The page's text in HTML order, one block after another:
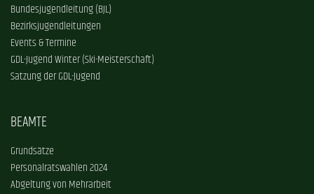
Bundesjugendleitung (BJL)
Bezirksjugendleitungen
Events & Termine
GDL-Jugend Winter (Ski-Meisterschaft)
Satzung der GDL-Jugend
BEAMTE
Grundsätze
Personalratswahlen 2024
Abgeltung von Mehrarbeit